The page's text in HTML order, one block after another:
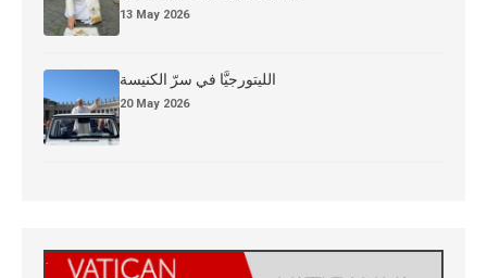
13 May 2026
الليتورجيَّا في سرّ الكنيسة
20 May 2026